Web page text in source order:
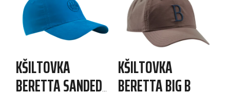
KŠILTOVKA
BERETTA SANDED
KŠILTOVKA
BERETTA BIG B